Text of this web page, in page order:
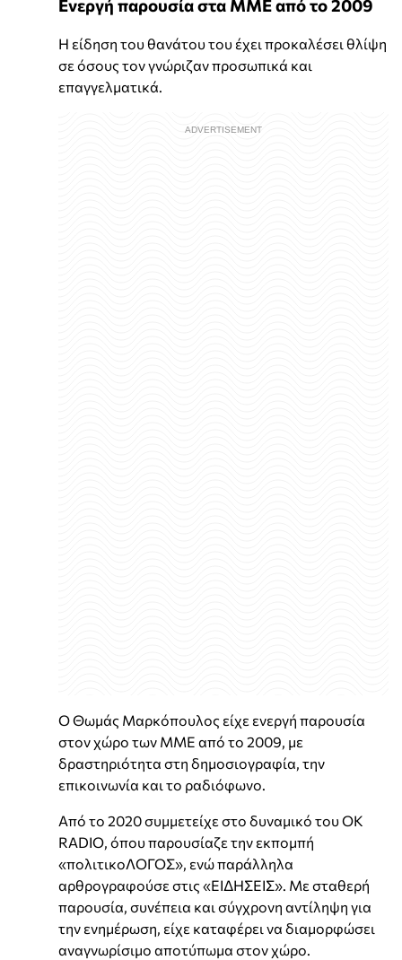
Ενεργή παρουσία στα ΜΜΕ από το 2009
Η είδηση του θανάτου του έχει προκαλέσει θλίψη
σε όσους τον γνώριζαν προσωπικά και
επαγγελματικά.
Ο Θωμάς Μαρκόπουλος είχε ενεργή παρουσία
στον χώρο των ΜΜΕ από το 2009, με
δραστηριότητα στη δημοσιογραφία, την
επικοινωνία και το ραδιόφωνο.
Από το 2020 συμμετείχε στο δυναμικό του OK
RADIO, όπου παρουσίαζε την εκπομπή
«πολιτικοΛΟΓΟΣ», ενώ παράλληλα
αρθρογραφούσε στις «ΕΙΔΗΣΕΙΣ». Με σταθερή
παρουσία, συνέπεια και σύγχρονη αντίληψη για
την ενημέρωση, είχε καταφέρει να διαμορφώσει
αναγνωρίσιμο αποτύπωμα στον χώρο.